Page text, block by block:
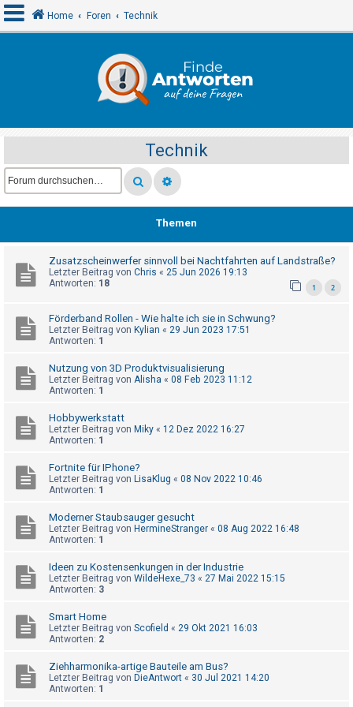
e
l
d
e
R
e
s
t
e
r
U
b
e
t
w
o
Home Foren Technik
Technik
Themen
Zusatzscheinwerfer sinnvoll bei Nachtfahrten auf Landstraße?
Letzter Beitrag von Chris « 25 Jun 2026 19:13
Antworten: 18 1 2
Förderband Rollen - Wie halte ich sie in Schwung?
Letzter Beitrag von Kylian « 29 Jun 2023 17:51
Antworten: 1
Nutzung von 3D Produktvisualisierung
Letzter Beitrag von Alisha « 08 Feb 2023 11:12
Antworten: 1
Hobbywerkstatt
Letzter Beitrag von Miky « 12 Dez 2022 16:27
Antworten: 1
Fortnite für IPhone?
Letzter Beitrag von LisaKlug « 08 Nov 2022 10:46
Antworten: 1
Moderner Staubsauger gesucht
Letzter Beitrag von HermineStranger « 08 Aug 2022 16:48
Antworten: 1
Ideen zu Kostensenkungen in der Industrie
Letzter Beitrag von WildeHexe_73 « 27 Mai 2022 15:15
Antworten: 3
Smart Home
Letzter Beitrag von Scofield « 29 Okt 2021 16:03
Antworten: 2
Ziehharmonika-artige Bauteile am Bus?
Letzter Beitrag von DieAntwort « 30 Jul 2021 14:20
Antworten: 1